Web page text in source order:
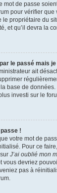
mot de passe
pour vérifier que
propriétaire du
et qu’il devra la
le passé mais
ait
base de
investi sur le
!
votre mot de
Pour ce
J’ai oublié mon
vous devriez
pas à